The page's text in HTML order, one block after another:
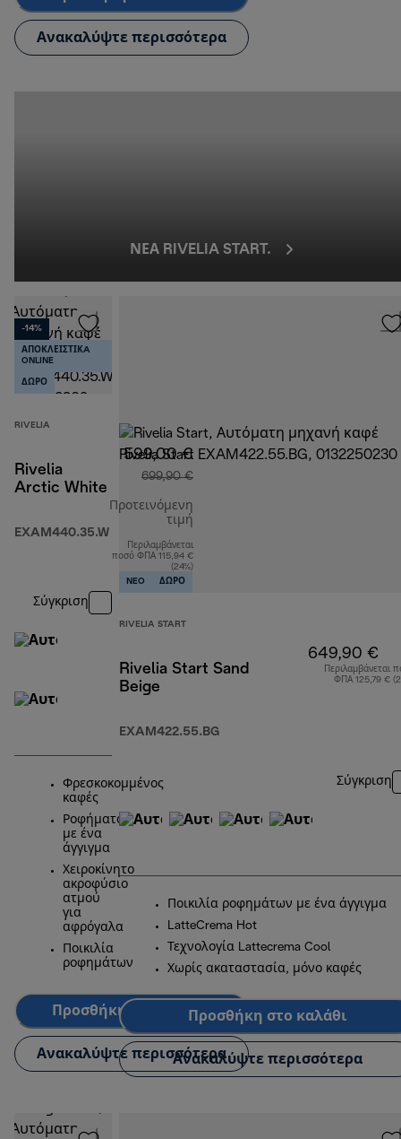
Ανακαλύψτε περισσότερα
ΝΕΑ RIVELIA START.
-14%
ΑΠΟΚΛΕΙΣΤΙΚA
ONLINE
ΔΩΡΟ
RIVELIA
Rivelia
Arctic White
EXAM440.35.W
599,00 €
699,90 €
Προτεινόμενη
τιμή
αρχική τιμή 699,90 €
Περιλαμβάνεται
ποσό ΦΠΑ 115,94 €
(24%)
Σύγκριση
Φρεσκοκομμένος
καφές
Ροφήματα
με ένα
άγγιγμα
Χειροκίνητο
ακροφύσιο
ατμού
για
αφρόγαλα
Ποικιλία
ροφημάτων
Προσθήκη στο καλάθι
Ανακαλύψτε περισσότερα
NEO ΔΩΡΟ
RIVELIA START
Rivelia Start Sand
Beige
EXAM422.55.BG
649,90 €
Περιλαμβάνεται
ΦΠΑ 125,79 €
Σύγκριση
Ποικιλία ροφημάτων με ένα άγγιγμα
LatteCrema Hot
Τεχνολογία Lattecrema Cool
Χωρίς ακαταστασία, μόνο καφές
Προσθήκη στο καλάθι
Ανακαλύψτε περισσότερα